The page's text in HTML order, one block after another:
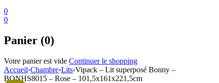
0
0
Panier (0)
Votre panier est vide Continuer le shopping
Accueil›Chambre›Lits›Vipack – Lit superposé Bonny –
BONHS8015 – Rose – 101,5x161x221,5cm